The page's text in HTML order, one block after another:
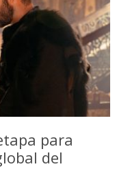
para
del